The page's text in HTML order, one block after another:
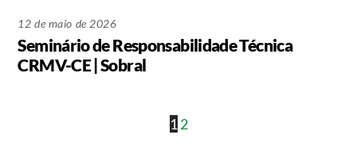
12 de maio de 2026
Seminário de Responsabilidade Técnica
CRMV-CE | Sobral
1 2